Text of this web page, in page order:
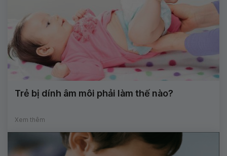
Trẻ bị dính âm môi phải làm thế nào?
Xem thêm